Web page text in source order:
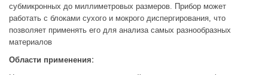
субмикронных до миллиметровых размеров. Прибор может
работать с блоками сухого и мокрого диспергирования, что
позволяет применять его для анализа самых разнообразных
материалов
Области применения: